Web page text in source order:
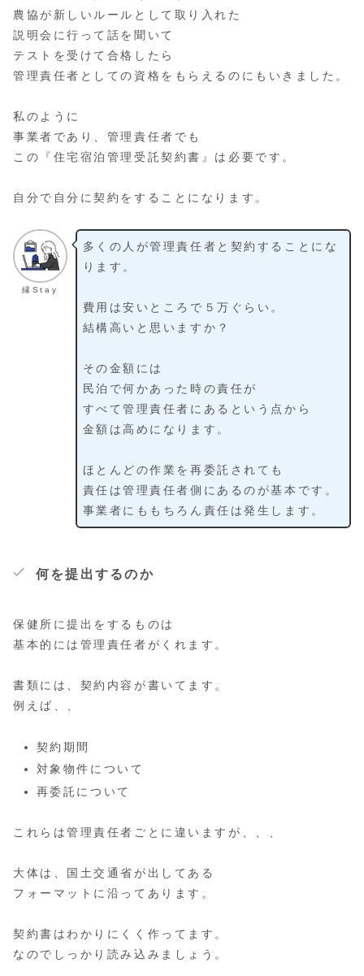
農協が新しいルールとして取り入れた
説明会に行って話を聞いて
テストを受けて合格したら
管理責任者としての資格をもらえるのにもいきました。
私のように
事業者であり、管理責任者でも
この『住宅宿泊管理受託契約書』は必要です。
自分で自分に契約をすることになります。
縁Stay
多くの人が管理責任者と契約することにな
ります。
費用は安いところで５万ぐらい。
結構高いと思いますか？
その金額には
民泊で何かあった時の責任が
すべて管理責任者にあるという点から
金額は高めになります。
ほとんどの作業を再委託されても
責任は管理責任者側にあるのが基本です。
事業者にももちろん責任は発生します。
何を提出するのか
保健所に提出をするものは
基本的には管理責任者がくれます。
書類には、契約内容が書いてます。
例えば、、
契約期間
対象物件について
再委託について
これらは管理責任者ごとに違いますが、、、
大体は、国土交通省が出してある
フォーマットに沿ってあります。
契約書はわかりにくく作ってます。
なのでしっかり読み込みましょう。